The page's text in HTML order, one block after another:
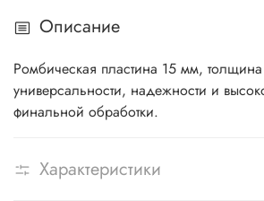
Описание
Ромбическая пластина 15 мм,
универсальности, надежности и
финальной обработки.
Характеристики